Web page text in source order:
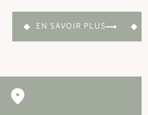
EN SAVOIR PLUS